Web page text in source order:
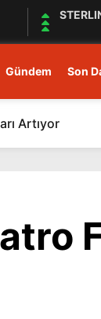
Gündem Son
Artıyor